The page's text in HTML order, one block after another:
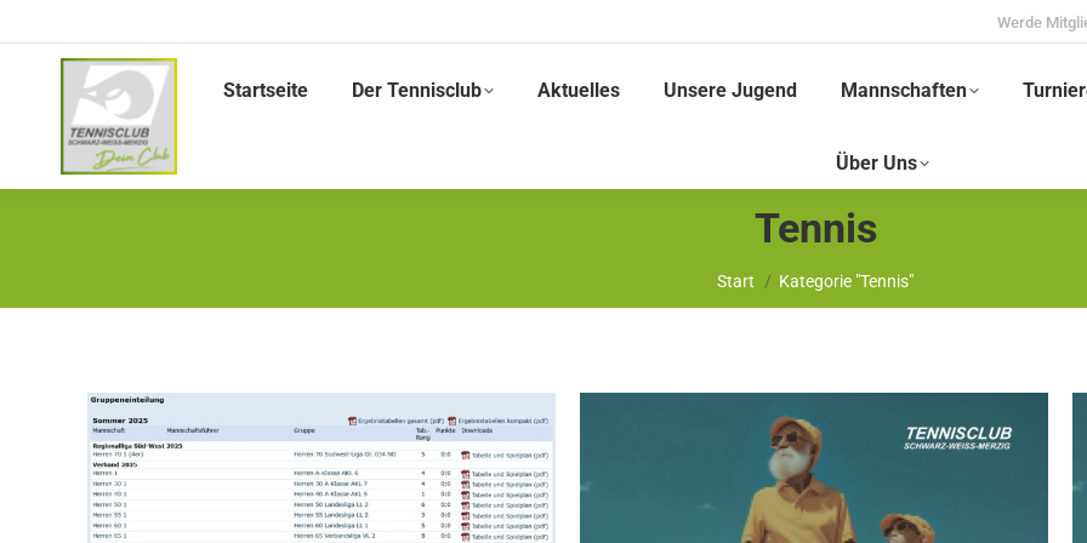
Werde
Startseite Der Tennisclub Aktuelles Unsere Jugend Mannschaften
Über Uns
Tennis
Sie befinden sich hier:
Start Kategorie "Tennis"